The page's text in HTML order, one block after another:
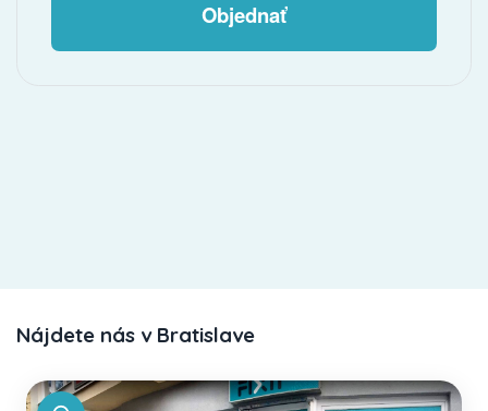
Objednať
Nájdete nás v Bratislave